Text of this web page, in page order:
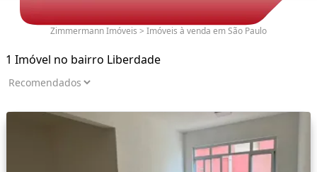
Zimmermann Imóveis > Imóveis à venda em São Paulo
1 Imóvel no bairro Liberdade